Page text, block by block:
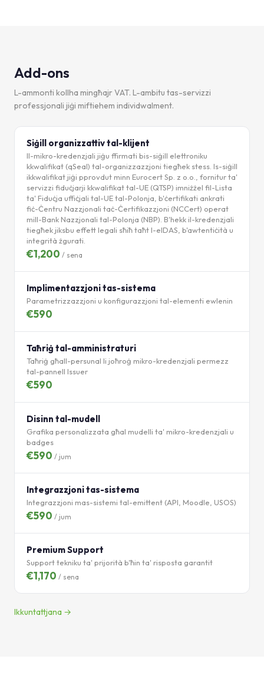
Add-ons
L-ammonti kollha mingħajr VAT. L-ambitu tas-servizzi
professjonali jiġi miftiehem individwalment.
Siġill organizzattiv tal-klijent
Il-mikro-kredenzjali jiġu ffirmati bis-siġill elettroniku
kkwalifikat (qSeal) tal-organizzazzjoni tiegħek stess. Is-siġill
ikkwalifikat jiġi pprovdut minn Eurocert Sp. z o.o., fornitur ta'
servizzi fiduċjarji kkwalifikat tal-UE (QTSP) imniżżel fil-Lista
ta' Fiduċja uffiċjali tal-UE tal-Polonja, b'ċertifikati ankrati
fiċ-Ċentru Nazzjonali taċ-Ċertifikazzjoni (NCCert) operat
mill-Bank Nazzjonali tal-Polonja (NBP). B'hekk il-kredenzjali
tiegħek jiksbu effett legali sħiħ taħt l-eIDAS, b'awtentiċità u
integrità żgurati.
€1,200 / sena
Implimentazzjoni tas-sistema
Parametrizzazzjoni u konfigurazzjoni tal-elementi ewlenin
€590
Taħriġ tal-amministraturi
Taħriġ għall-persunal li joħroġ mikro-kredenzjali permezz
tal-pannell Issuer
€590
Disinn tal-mudell
Grafika personalizzata għal mudelli ta' mikro-kredenzjali u
badges
€590 / jum
Integrazzjoni tas-sistema
Integrazzjoni mas-sistemi tal-emittent (API, Moodle, USOS)
€590 / jum
Premium Support
Support tekniku ta' prijorità b'ħin ta' risposta garantit
€1,170 / sena
Ikkuntattjana →